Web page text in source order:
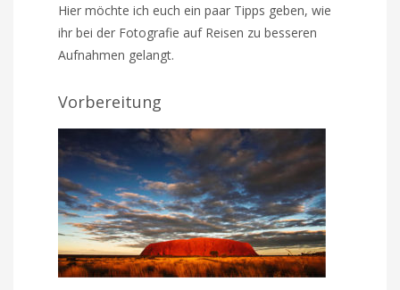
Hier möchte ich euch ein paar Tipps geben, wie
ihr bei der Fotografie auf Reisen zu besseren
Aufnahmen gelangt.
Vorbereitung